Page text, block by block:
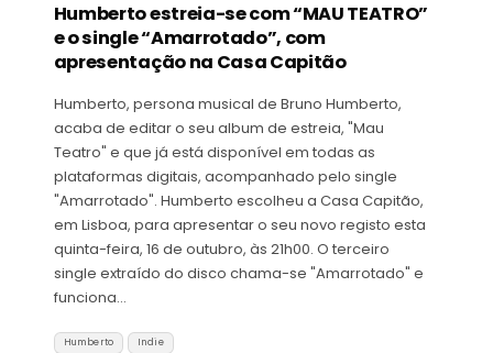
Humberto estreia-se com “MAU TEATRO”
e o single “Amarrotado”, com
apresentação na Casa Capitão
Humberto, persona musical de Bruno Humberto,
acaba de editar o seu album de estreia, "Mau
Teatro" e que já está disponível em todas as
plataformas digitais, acompanhado pelo single
"Amarrotado". Humberto escolheu a Casa Capitão,
em Lisboa, para apresentar o seu novo registo esta
quinta-feira, 16 de outubro, às 21h00. O terceiro
single extraído do disco chama-se "Amarrotado" e
funciona…
Humberto Indie